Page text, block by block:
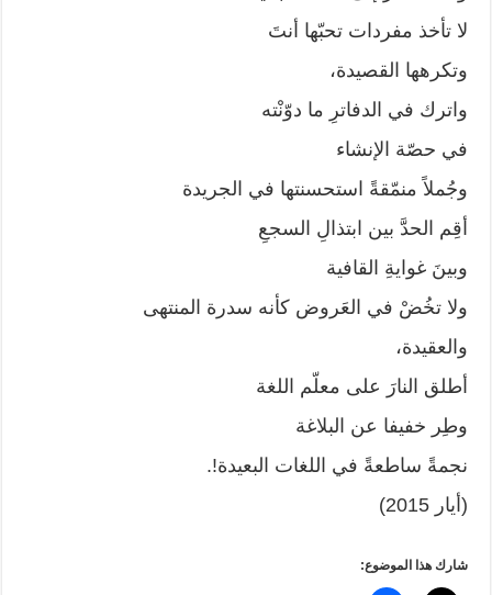
لا تأخذ مفردات تحبّها أنتَ
وتكرهها القصيدة،
واترك في الدفاترِ ما دوّنْته
في حصّة الإنشاء
وجُملاً منمّقةً استحسنتها في الجريدة
أقِم الحدَّ بين ابتذالِ السجعِ
وبينَ غوايةِ القافية
ولا تخُضْ في العَروض كأنه سدرة المنتهى
والعقيدة،
أطلق النارَ على معلّم اللغة
وطِر خفيفا عن البلاغة
نجمةً ساطعةً في اللغات البعيدة!.
(أيار 2015)
شارك هذا الموضوع: